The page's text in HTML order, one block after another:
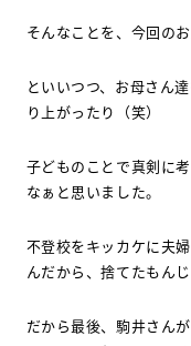
そんなことを、今回の
といいつつ、お母さん
り上がったり（笑）
子どものことで真剣に
なぁと思いました。
不登校をキッカケに夫
んだから、捨てたもん
だから最後、駒井さん